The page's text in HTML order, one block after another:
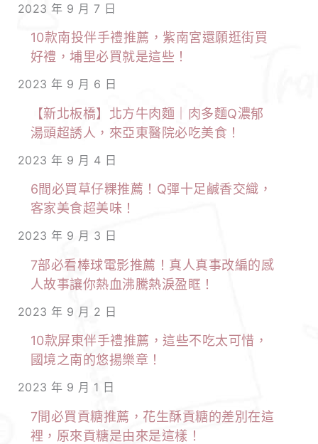
2023 年 9 月 7 日
10款南投伴手禮推薦，紫南宮還願逛街買
好禮，埔里必買就是這些！
2023 年 9 月 6 日
【新北板橋】北方牛肉麵｜肉多麵Q濃郁
湯頭超誘人，來亞東醫院必吃美食！
2023 年 9 月 4 日
6間必買草仔粿推薦！Q彈十足鹹香交織，
客家美食超美味！
2023 年 9 月 3 日
7部必看棒球電影推薦！真人真事改編的感
人故事讓你熱血沸騰熱淚盈眶！
2023 年 9 月 2 日
10款屏東伴手禮推薦，這些不吃太可惜，
國境之南的悠揚樂章！
2023 年 9 月 1 日
7間必買貢糖推薦，花生酥貢糖的差別在這
裡，原來貢糖是由來是這樣！